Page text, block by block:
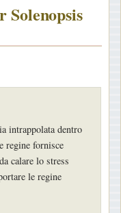
intrappolata dentro
regine fornisce
calare lo stress
le regine